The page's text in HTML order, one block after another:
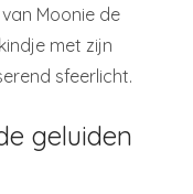
Moonie de
met zijn
sfeerlicht.
geluiden